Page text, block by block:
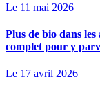
Le 11 mai 2026
Plus de bio dans les
complet pour y
Le 17 avril 2026